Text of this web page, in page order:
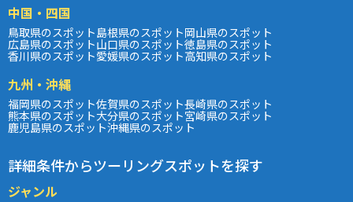
中国・四国
鳥取県のスポット島根県のスポット岡山県のスポット
広島県のスポット山口県のスポット徳島県のスポット
香川県のスポット愛媛県のスポット高知県のスポット
九州・沖縄
福岡県のスポット佐賀県のスポット長崎県のスポット
熊本県のスポット大分県のスポット宮崎県のスポット
鹿児島県のスポット沖縄県のスポット
詳細条件からツーリングスポットを探す
ジャンル